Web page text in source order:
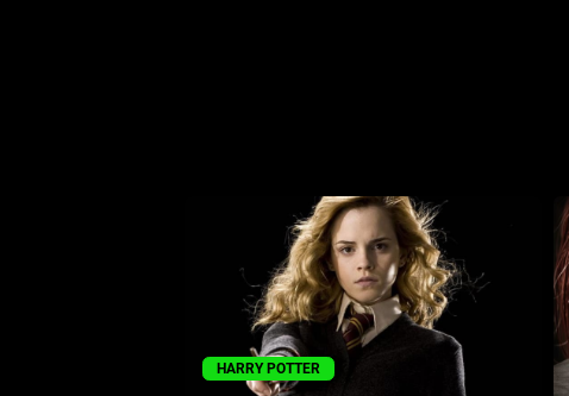
HARRY POTTER